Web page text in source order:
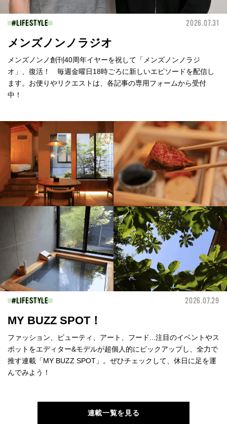
LIFESTYLE 2026.07.31
メンズノンノラジオ
メンズノンノ創刊40周年イヤーを祝して「メンズノンノラジ
オ」、復活！ 毎週金曜日18時ごろに新しいエピソードを配信し
ます。お便りやリクエストは、各記事の専用フォームから受付
中！
LIFESTYLE 2026.07.29
MY BUZZ SPOT！
ファッション、ビューティ、アート、フード...注目のイベントやス
ポットをエディター&モデルが超個人的にピックアップし、全力で
推す連載「MY BUZZ SPOT」。ぜひチェックして、休日に足を運
んでみよう！
連載一覧を見る